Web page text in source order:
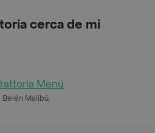
cerca de mi
Menú
Malibú.